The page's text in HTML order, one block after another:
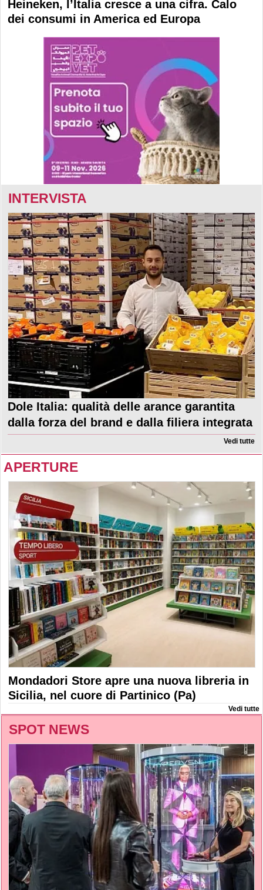
Heineken, l’Italia cresce a una cifra. Calo
dei consumi in America ed Europa
INTERVISTA
Dole Italia: qualità delle arance garantita
dalla forza del brand e dalla filiera integrata
Vedi tutte
APERTURE
Mondadori Store apre una nuova libreria in
Sicilia, nel cuore di Partinico (Pa)
Vedi tutte
SPOT NEWS